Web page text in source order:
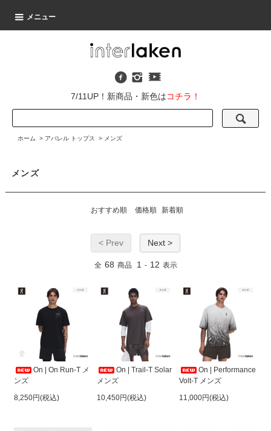
メニュー
7/11UP！新商品・新色はコチラ！
ホーム > アパレル トップス > メンズ
メンズ
おすすめ順 価格順 新着順
< Prev Next >
全 68 商品 1 - 12 表示
On | On Run-T メ
ンズ
8,250円(税込)
On | Trail-T Solar
メンズ
10,450円(税込)
On | Performance
Volt-T メンズ
11,000円(税込)